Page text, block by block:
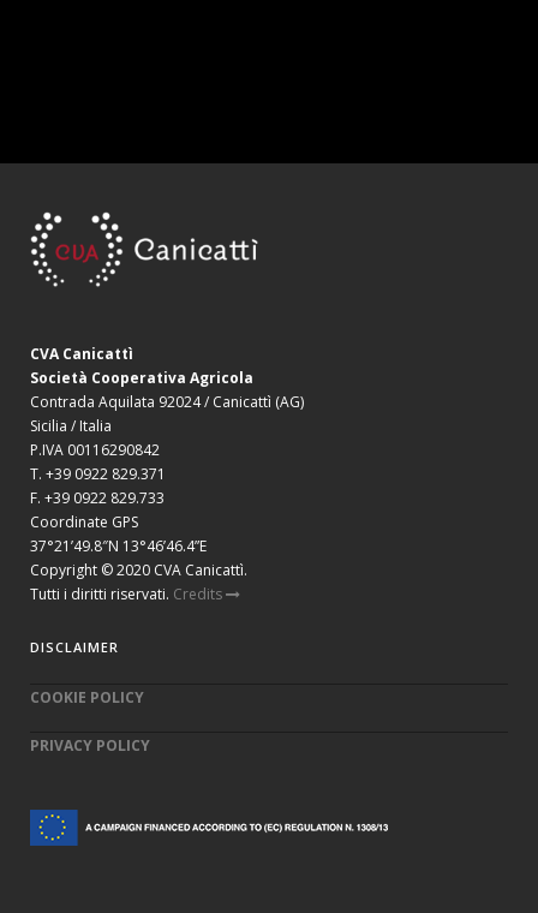
CVA Canicattì
Società Cooperativa Agricola
Contrada Aquilata 92024 / Canicattì (AG)
Sicilia / Italia
P.IVA 00116290842
T. +39 0922 829.371
F. +39 0922 829.733
Coordinate GPS
37°21’49.8″N 13°46’46.4”E
Copyright © 2020 CVA Canicattì.
Tutti i diritti riservati. Credits
DISCLAIMER
COOKIE POLICY
PRIVACY POLICY